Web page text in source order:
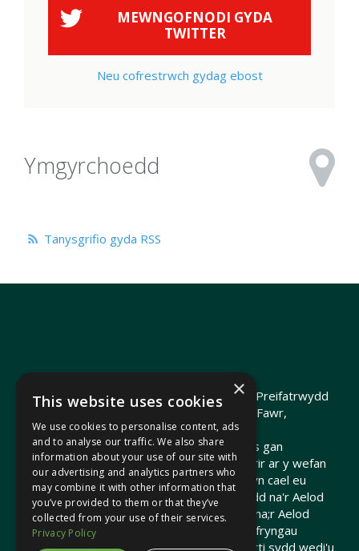
MEWNGOFNODI GYDA
TWITTER
Neu cofrestrwch gydag ebost
Ymgyrchoedd
Tanysgrifio gyda RSS
Hawlfraint 2026 Heledd Fychan AS · Polisi Preifatrwydd
Hyrwyddwyd gan Heledd Fychan, 2 Stryd Fawr,
Pontypridd, CF37 1QJ.
Telir costau'r wefan hon o arian cyhoeddus gan
Gomisiwn y Senedd. Gall dolenni a ddarperir ar y wefan
hon arwain at wefannau allanol nad ydynt yn cael eu
cynnal na'u hariannu gan Gomisiwn y Senedd na'r Aelod
o'r Senedd. Nid yw'r Comisiwn y Senedd / na;r Aelod
Senedd yn gyfrifol am gynnwys unrhyw gyfryngau
mewnosodedig na gwefannau trydydd parti sydd wedi'u
×
This website uses cookies
We use cookies to personalise content, ads
and to analyse our traffic. We also share
information about your use of our site with
our advertising and analytics partners who
may combine it with other information that
you’ve provided to them or that they’ve
collected from your use of their services.
Privacy Policy